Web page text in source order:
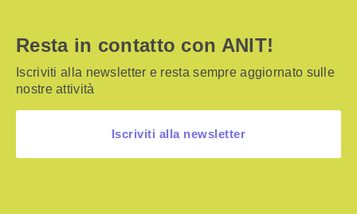
Resta in contatto con ANIT!
Iscriviti alla newsletter e resta sempre aggiornato sulle
nostre attività
Iscriviti alla newsletter